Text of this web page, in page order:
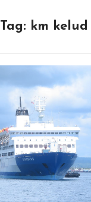
Tag: km kelud